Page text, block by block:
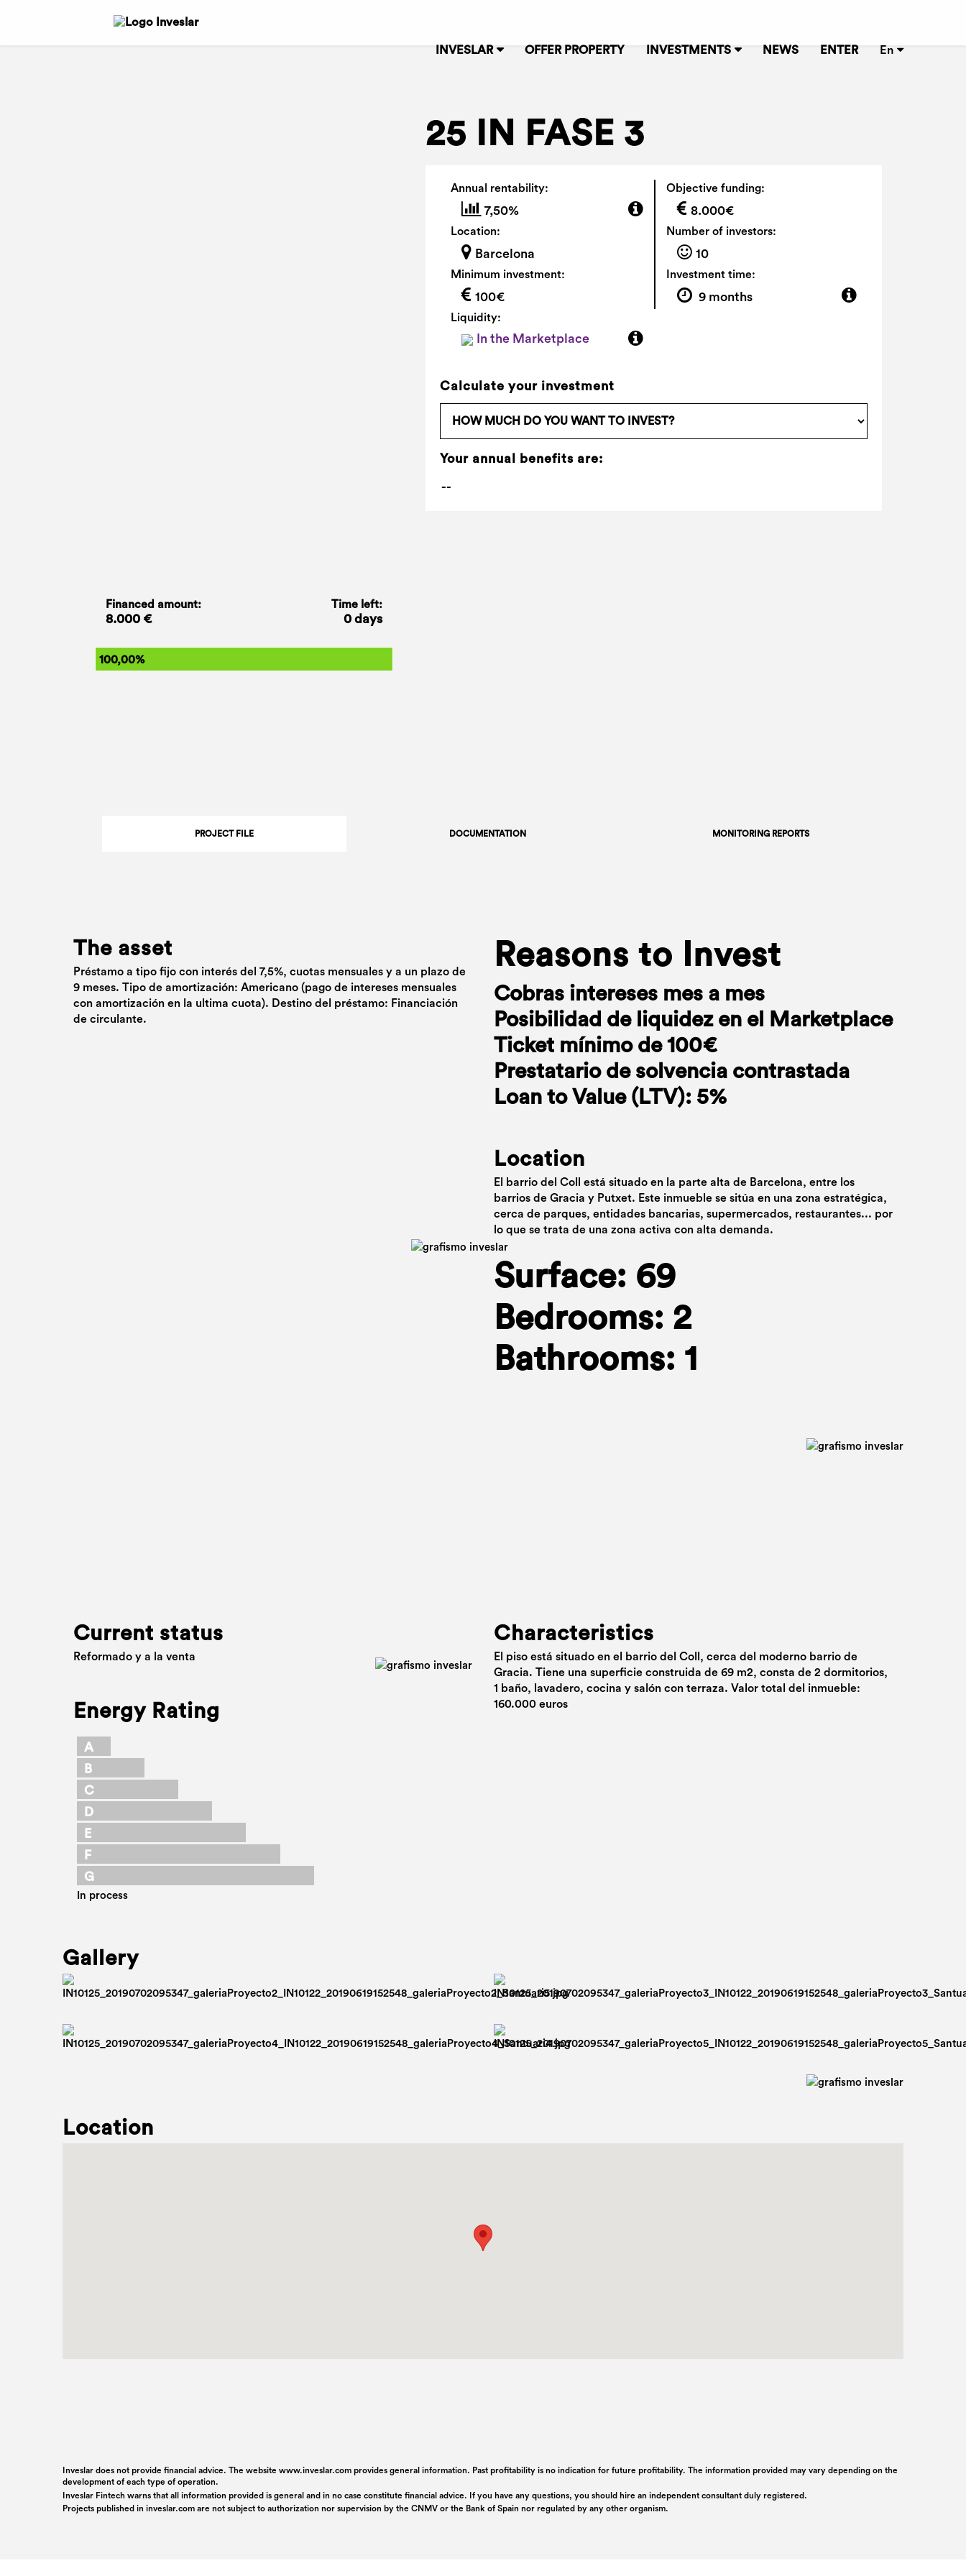
INVESLAR OFFER PROPERTY INVESTMENTS NEWS ENTER En
25 IN FASE 3
Annual rentability:
7,50%
Location:
Barcelona
Minimum investment:
100€
Liquidity:
In the Marketplace
Objective funding:
8.000€
Number of investors:
10
Investment time:
9 months
Calculate your investment
Your annual benefits are:
Financed amount:
8.000 €
Time left:
0 days
100,00%
PROJECT FILE DOCUMENTATION MONITORING REPORTS
The asset
Préstamo a tipo fijo con interés del 7,5%, cuotas mensuales y a un plazo de
9 meses. Tipo de amortización: Americano (pago de intereses mensuales
con amortización en la ultima cuota). Destino del préstamo: Financiación
de circulante.
Reasons to Invest
Cobras intereses mes a mes
Posibilidad de liquidez en el Marketplace
Ticket mínimo de 100€
Prestatario de solvencia contrastada
Loan to Value (LTV): 5%
Location
El barrio del Coll está situado en la parte alta de Barcelona, entre los
barrios de Gracia y Putxet. Este inmueble se sitúa en una zona estratégica,
cerca de parques, entidades bancarias, supermercados, restaurantes... por
lo que se trata de una zona activa con alta demanda.
Surface: 69
Bedrooms: 2
Bathrooms: 1
Current status
Reformado y a la venta
Energy Rating
A
B
C
D
E
F
G
In process
Characteristics
El piso está situado en el barrio del Coll, cerca del moderno barrio de
Gracia. Tiene una superficie construida de 69 m2, consta de 2 dormitorios,
1 baño, lavadero, cocina y salón con terraza. Valor total del inmueble:
160.000 euros
Gallery
Location
Inveslar does not provide financial advice. The website www.inveslar.com provides general information. Past profitability is no indication for future profitability. The information provided may vary depending on the
development of each type of operation.
Inveslar Fintech warns that all information provided is general and in no case constitute financial advice. If you have any questions, you should hire an independent consultant duly registered.
Projects published in inveslar.com are not subject to authorization nor supervision by the CNMV or the Bank of Spain nor regulated by any other organism.